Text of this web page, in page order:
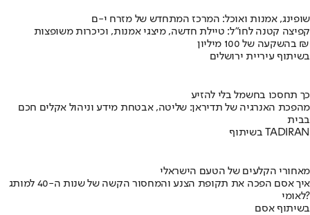
שופינג, אמנות ואוכל: המרכז המתחדש של מזרח י-ם
קפיצה קטנה לחו"ל: טיילת חדשה, מיצגי אמנות, וכיכרות משופצות
בהשקעה של 100 מיליון ₪
בשיתוף עיריית ירושלים
כך תחסכו בחשמל בלי להזיע
מהפכת האנרגיה של תדיראן: שליטה, אבטחת מידע וניהול אקלים חכם
בבית
בשיתוף TADIRAN
מאחורי הקלעים של הטעם הישראלי
איך אסם הפכה את תקופת הצנע והמחסור הקשה של שנות ה-40 למותג
לאומי?
בשיתוף אסם